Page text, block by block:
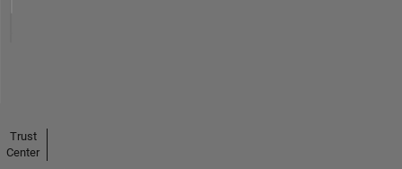
Trust
Center